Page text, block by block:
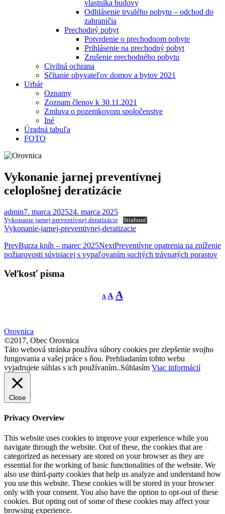
vlastníka budovy
Odhlásenie trvalého pobytu – odchod do
zahraničia
Prechodný pobyt
Potvrdenie o prechodnom pobyte
Prihlásenie na prechodný pobyt
Zrušenie prechodného pobytu
Civilná ochrana
Sčítanie obyvateľov domov a bytov 2021
Urbár
Oznamy
Zoznam členov k 30.11.2021
Zmluva o pozemkovom spoločenstve
Iné
Úradná tabuľa
FOTO
Vykonanie jarnej preventívnej
celoplošnej deratizácie
admin7. marca 202524. marca 2025
Vykonanie jarnej preventívnej deratizácie Stiahnuť
Vykonanie-jarnej-preventivnej-deratizacie
Post
navigation
PrevBurza kníh – marec 2025NextPreventívne opatrenia na zníženie
požiarovosti súvisiacej s vypaľovaním suchých trávnatých porastov
Veľkosť písma
A
Decrease
font
A Reset
font
A
Orovnica
©2017, Obec Orovnica
Táto webová stránka používa súbory cookies pre zlepšenie svojho
fungovania a vašej práce s ňou. Prehliadaním tohto webu
vyjadrujete súhlas s ich používaním..Súhlasím Viac informácií
Close
Privacy Overview
This website uses cookies to improve your experience while you
navigate through the website. Out of these, the cookies that are
categorized as necessary are stored on your browser as they are
essential for the working of basic functionalities of the website. We
also use third-party cookies that help us analyze and understand how
you use this website. These cookies will be stored in your browser
only with your consent. You also have the option to opt-out of these
cookies. But opting out of some of these cookies may affect your
browsing experience.